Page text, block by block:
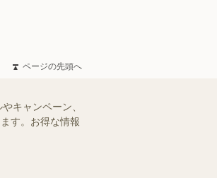
ページの先頭へ
キャンペーン、
す。お得な情報